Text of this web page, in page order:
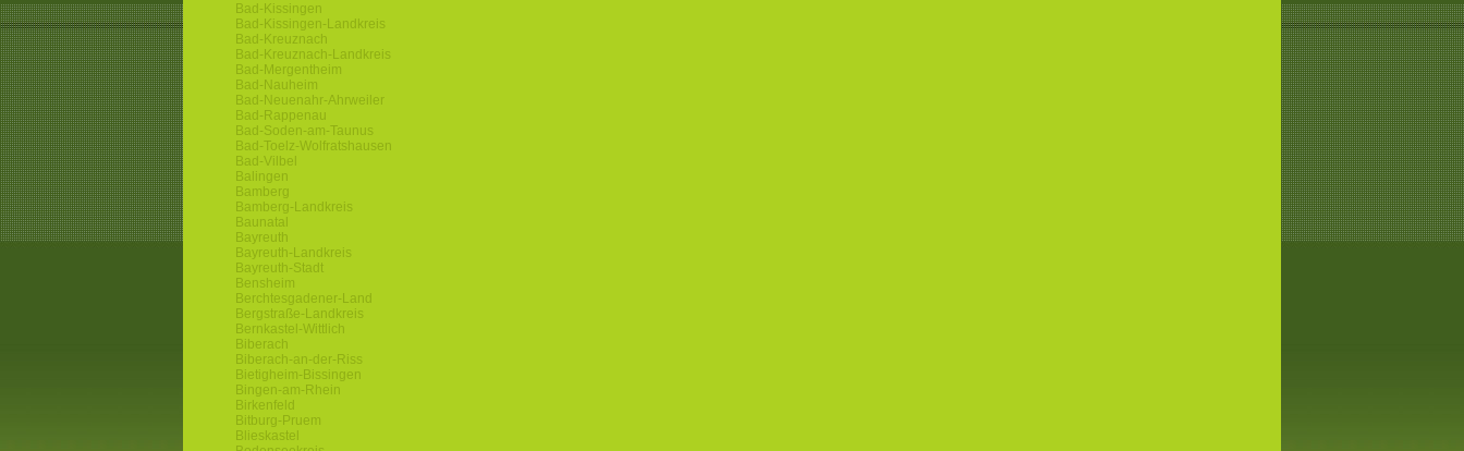
Bad-Kissingen
Bad-Kissingen-Landkreis
Bad-Kreuznach
Bad-Kreuznach-Landkreis
Bad-Mergentheim
Bad-Nauheim
Bad-Neuenahr-Ahrweiler
Bad-Rappenau
Bad-Soden-am-Taunus
Bad-Toelz-Wolfratshausen
Bad-Vilbel
Balingen
Bamberg
Bamberg-Landkreis
Baunatal
Bayreuth
Bayreuth-Landkreis
Bayreuth-Stadt
Bensheim
Berchtesgadener-Land
Bergstraße-Landkreis
Bernkastel-Wittlich
Biberach
Biberach-an-der-Riss
Bietigheim-Bissingen
Bingen-am-Rhein
Birkenfeld
Bitburg-Pruem
Blieskastel